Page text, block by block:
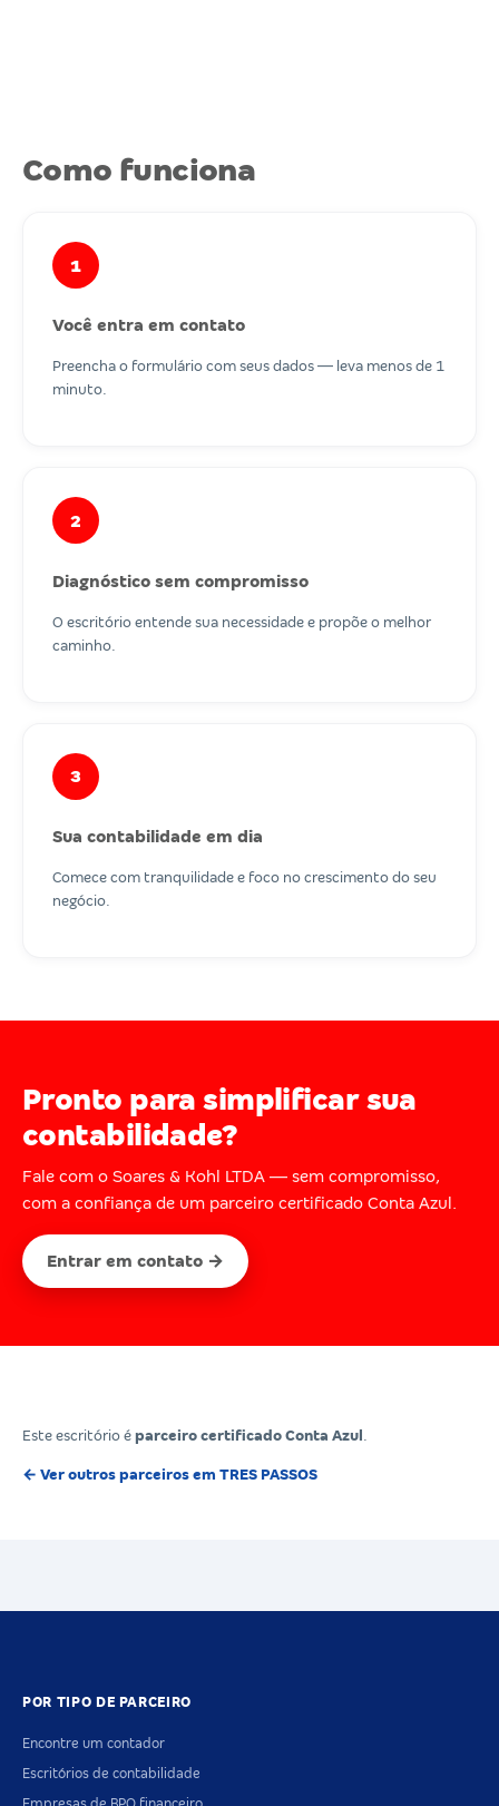
Como funciona
1
Você entra em contato
Preencha o formulário com seus dados — leva menos de 1
minuto.
2
Diagnóstico sem compromisso
O escritório entende sua necessidade e propõe o melhor
caminho.
3
Sua contabilidade em dia
Comece com tranquilidade e foco no crescimento do seu
negócio.
Pronto para simplificar sua
contabilidade?
Fale com o Soares & Kohl LTDA — sem compromisso,
com a confiança de um parceiro certificado Conta Azul.
Entrar em contato →
Este escritório é parceiro certificado Conta Azul
← Ver outros parceiros em TRES PASSOS
POR TIPO DE PARCEIRO
Encontre um contador
Escritórios de contabilidade